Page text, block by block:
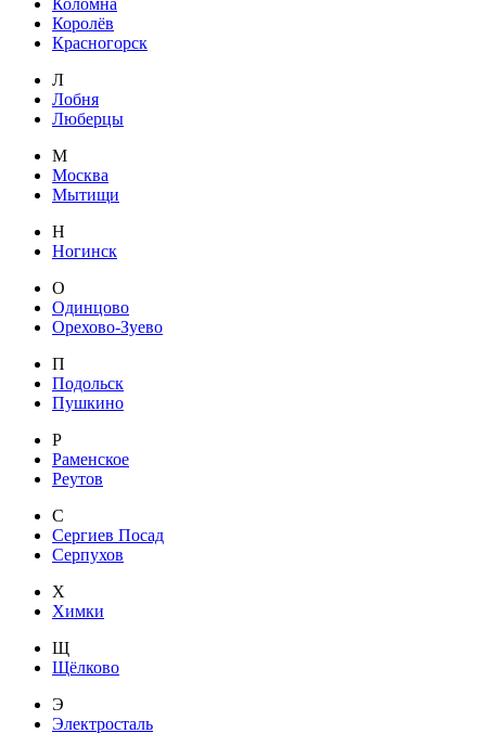
Коломна
Королёв
Красногорск
Л
Лобня
Люберцы
М
Москва
Мытищи
Н
Ногинск
О
Одинцово
Орехово-Зуево
П
Подольск
Пушкино
Р
Раменское
Реутов
С
Сергиев Посад
Серпухов
Х
Химки
Щ
Щёлково
Э
Электросталь